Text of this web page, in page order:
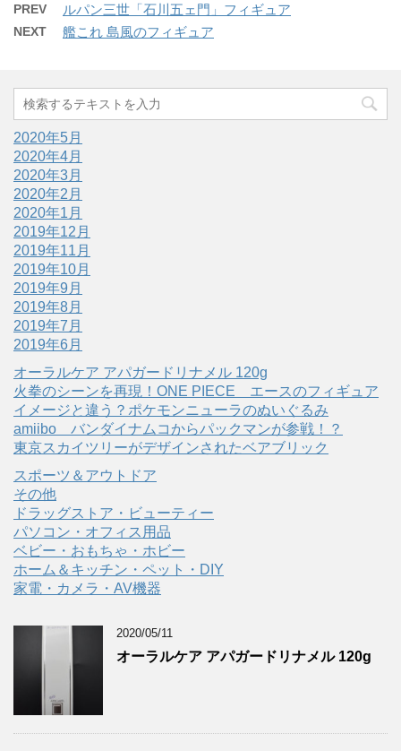
PREV ルパン三世「石川五ェ門」フィギュア
NEXT 艦これ 島風のフィギュア
2020年5月
2020年4月
2020年3月
2020年2月
2020年1月
2019年12月
2019年11月
2019年10月
2019年9月
2019年8月
2019年7月
2019年6月
オーラルケア アパガードリナメル 120g
火拳のシーンを再現！ONE PIECE エースのフィギュア
イメージと違う？ポケモンニューラのぬいぐるみ
amiibo バンダイナムコからパックマンが参戦！？
東京スカイツリーがデザインされたベアブリック
スポーツ＆アウトドア
その他
ドラッグストア・ビューティー
パソコン・オフィス用品
ベビー・おもちゃ・ホビー
ホーム＆キッチン・ペット・DIY
家電・カメラ・AV機器
2020/05/11
オーラルケア アパガードリナメル 120g